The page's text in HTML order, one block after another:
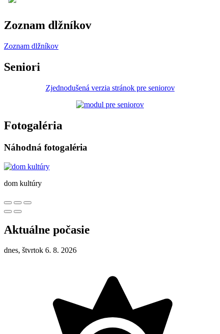
Zoznam dlžníkov
Zoznam dlžníkov
Seniori
Zjednodušená verzia stránok pre seniorov
Fotogaléria
Náhodná fotogaléria
dom kultúry
Aktuálne počasie
dnes, štvrtok 6. 8. 2026